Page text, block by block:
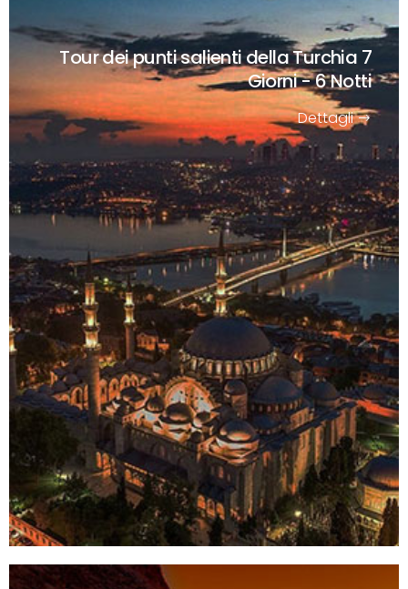
Tour dei punti salienti della Turchia 7
Giorni - 6 Notti
Dettagli